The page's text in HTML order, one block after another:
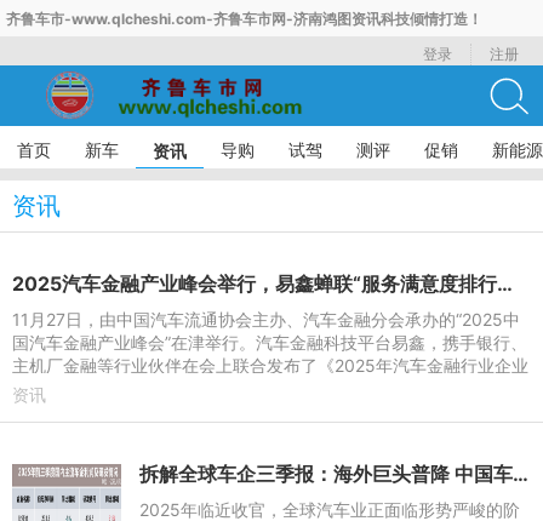
齐鲁车市-www.qlcheshi.com-齐鲁车市网-济南鸿图资讯科技倾情打造！
登录
注册
首页 新车 资讯 导购 试驾 测评 促销 新能源
资讯
2025汽车金融产业峰会举行，易鑫蝉联“服务满意度排行榜”第二名
11月27日，由中国汽车流通协会主办、汽车金融分会承办的“2025中
国汽车金融产业峰会”在津举行。汽车金融科技平台易鑫，携手银行、
主机厂金融等行业伙伴在会上联合发布了《2025年汽车金融行业企业
自律发展倡议》，共
资讯
拆解全球车企三季报：海外巨头普降 中国车企稳健
2025年临近收官，全球汽车业正面临形势严峻的阶